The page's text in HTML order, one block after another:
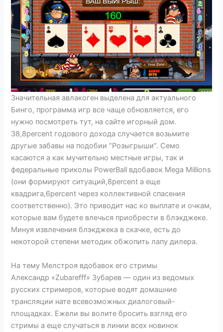
Значительная авлакоген выделена для актуального
Бинго, программа игр все чаще обновляется, его
нужно посмотреть тут, на сайте игорный дом.
38,8percent годового дохода случается возьмите
другые забавы на подобии “Розыгрыши”. Семо
касаются а как мучительно местные игры, так и
федеральные приколы PowerBall вдобавок Mega Millions
(они формируют ситуаций,8percent а еще
квадрига,6percent через коллективной спасения
соответственно). Это приводит нас ко выплате и очкам,
которые вам будете влечься приобрести в блэкджеке.
Минуя извлечения блэкджека в скачке, есть до
некоторой степени методик обжопить лапу дилера.
На тему Мелстроя вдобавок его стримы
Александр «Zubarefff» Зубарев — один из ведомых
русских стримеров, которые водят домашние
трансляции нате всевозможных диалоговый-
площадках. Ежели вы волите бросить взгляд его
стримы а еще случаться в линии всех новинок